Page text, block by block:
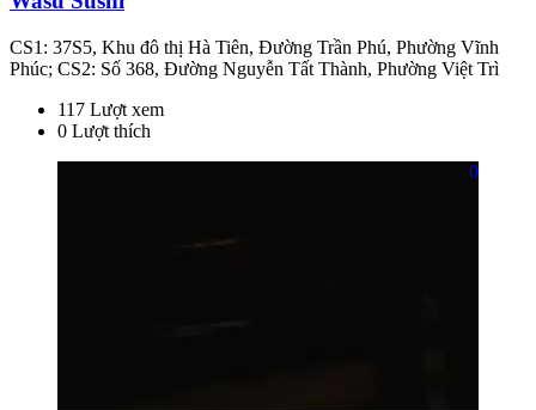
CS1: 37S5, Khu đô thị Hà Tiên, Đường Trần Phú, Phường Vĩnh
Phúc; CS2: Số 368, Đường Nguyễn Tất Thành, Phường Việt Trì
117 Lượt xem
0 Lượt thích
0